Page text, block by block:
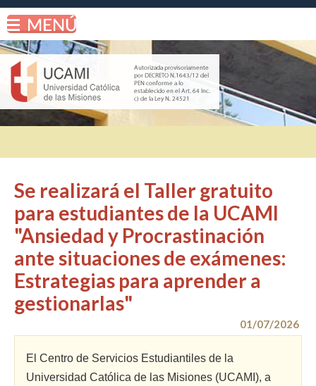
Se realizará el Taller gratuito
para estudiantes de la UCAMI
"Ansiedad y Procrastinación
ante situaciones de exámenes:
Estrategias para aprender a
gestionarlas"
01/07/2026
El Centro de Servicios Estudiantiles de la
Universidad Católica de las Misiones (UCAMI), a